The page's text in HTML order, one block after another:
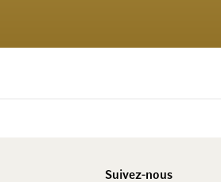
Suivez-nous